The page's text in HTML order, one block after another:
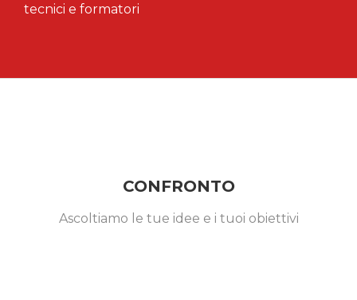
tecnici e formatori
CONFRONTO
Ascoltiamo le tue idee e i tuoi obiettivi